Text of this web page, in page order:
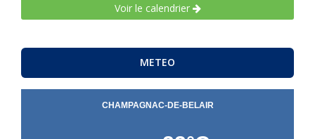
Voir le calendrier
METEO